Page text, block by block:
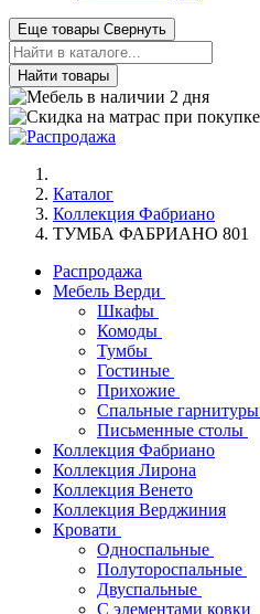
Еще товары Свернуть
Найти товары
Каталог
Коллекция Фабриано
ТУМБА ФАБРИАНО 801
Распродажа
Мебель Верди
Шкафы
Комоды
Тумбы
Гостиные
Прихожие
Спальные гарнитуры
Письменные столы
Коллекция Фабриано
Коллекция Лирона
Коллекция Венето
Коллекция Верджиния
Кровати
Односпальные
Полутороспальные
Двуспальные
С элементами ковки